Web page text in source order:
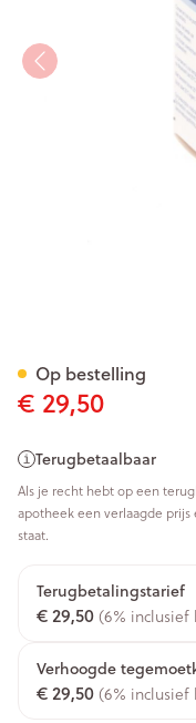
€ 29,50
Terugbetaalbaar
Als je recht hebt op een
apotheek een verlaagde
staat.
Terugbetalingstarief
€ 29,50 (6% inclusief
Verhoogde
€ 29,50 (6% inclusief
Op bestelling